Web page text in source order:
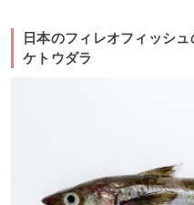
日本のフィレオフィッシ
ケトウダラ